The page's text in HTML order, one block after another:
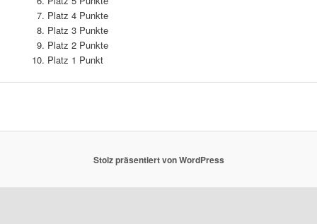
Platz 4 Punkte
Platz 3 Punkte
Platz 2 Punkte
Platz 1 Punkt
Stolz präsentiert von WordPress